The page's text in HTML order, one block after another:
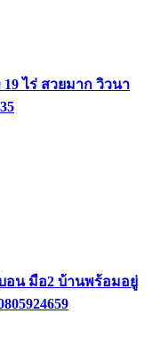
ไร่ สวยมาก วิวนา
อน มือ2 บ้านพร้อมอยู่